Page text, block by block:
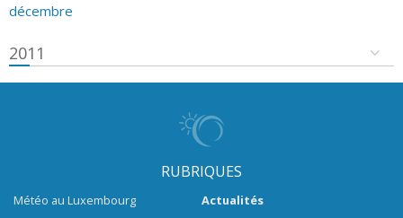
décembre
2011
RUBRIQUES
Météo au Luxembourg
Actualités